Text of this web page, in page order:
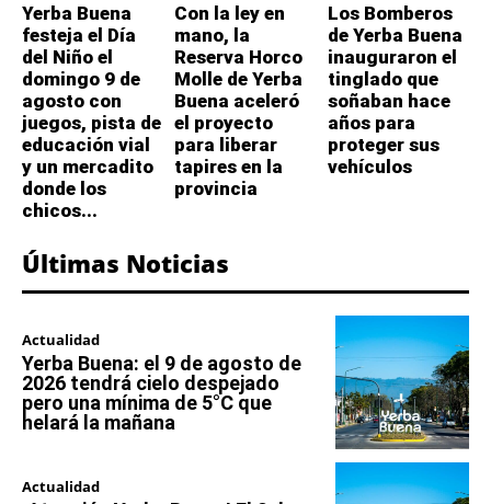
Yerba Buena
festeja el Día
del Niño el
domingo 9 de
agosto con
juegos, pista de
educación vial
y un mercadito
donde los
chicos...
Con la ley en
mano, la
Reserva Horco
Molle de Yerba
Buena aceleró
el proyecto
para liberar
tapires en la
provincia
Los Bomberos
de Yerba Buena
inauguraron el
tinglado que
soñaban hace
años para
proteger sus
vehículos
Últimas Noticias
Actualidad
Yerba Buena: el 9 de agosto de
2026 tendrá cielo despejado
pero una mínima de 5°C que
helará la mañana
Actualidad